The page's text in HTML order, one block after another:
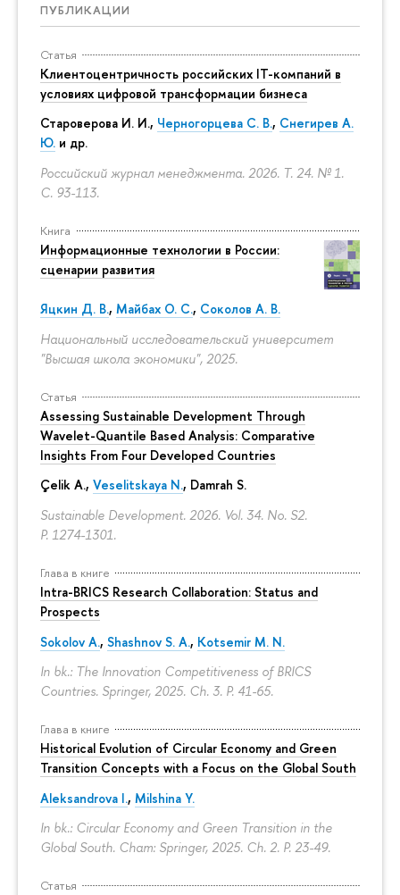
ПУБЛИКАЦИИ
Статья
Клиентоцентричность российских IT-компаний в
условиях цифровой трансформации бизнеса
Староверова И. И., Черногорцева С. В., Снегирев А.
Ю. и др.
Российский журнал менеджмента. 2026. Т. 24. № 1.
С. 93-113.
Книга
Информационные технологии в России:
сценарии развития
Яцкин Д. В., Майбах О. С., Соколов А. В.
Национальный исследовательский университет
"Высшая школа экономики", 2025.
Статья
Assessing Sustainable Development Through
Wavelet-Quantile Based Analysis: Comparative
Insights From Four Developed Countries
Çelik A., Veselitskaya N., Damrah S.
Sustainable Development. 2026. Vol. 34. No. S2.
P. 1274-1301.
Глава в книге
Intra-BRICS Research Collaboration: Status and
Prospects
Sokolov A., Shashnov S. A., Kotsemir M. N.
In bk.: The Innovation Competitiveness of BRICS
Countries. Springer, 2025. Ch. 3. P. 41-65.
Глава в книге
Historical Evolution of Circular Economy and Green
Transition Concepts with a Focus on the Global South
Aleksandrova I., Milshina Y.
In bk.: Circular Economy and Green Transition in the
Global South. Cham: Springer, 2025. Ch. 2. P. 23-49.
Статья